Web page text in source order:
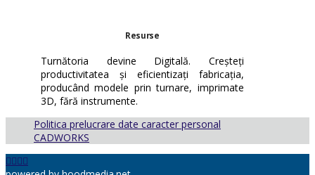
Resurse
Turnătoria devine Digitală. Creșteți
productivitatea și eficientizați fabricația,
producând modele prin turnare, imprimate
3D, fără instrumente.
Politica prelucrare date caracter personal
CADWORKS